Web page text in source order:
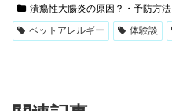
潰瘍性大腸炎の原因？・予防方法
ペットアレルギー
体験談